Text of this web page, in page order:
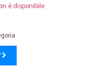
è disponibile